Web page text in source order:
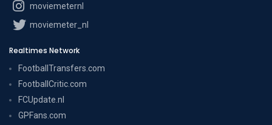
moviemeternl
moviemeter_nl
Realtimes Network
FootballTransfers.com
FootballCritic.com
FCUpdate.nl
GPFans.com